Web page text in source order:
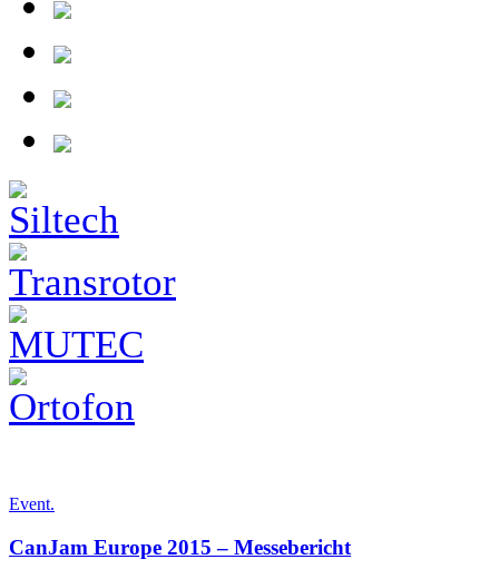
Event.
CanJam Europe 2015 – Messebericht